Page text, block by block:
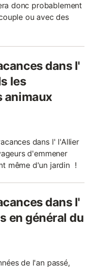
donc probablement
ou avec des
dans l'
les
animaux
dans l' l'Allier
d'emmener
même d'un jardin !
dans l'
en général du
de l'an passé,